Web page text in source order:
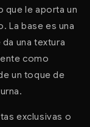
que le aporta un
La base es una
da una textura
como
un toque de
exclusivas o